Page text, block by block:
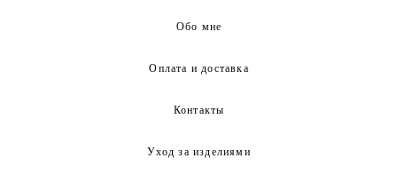
Обо мне
Оплата и доставка
Контакты
Уход за изделиями